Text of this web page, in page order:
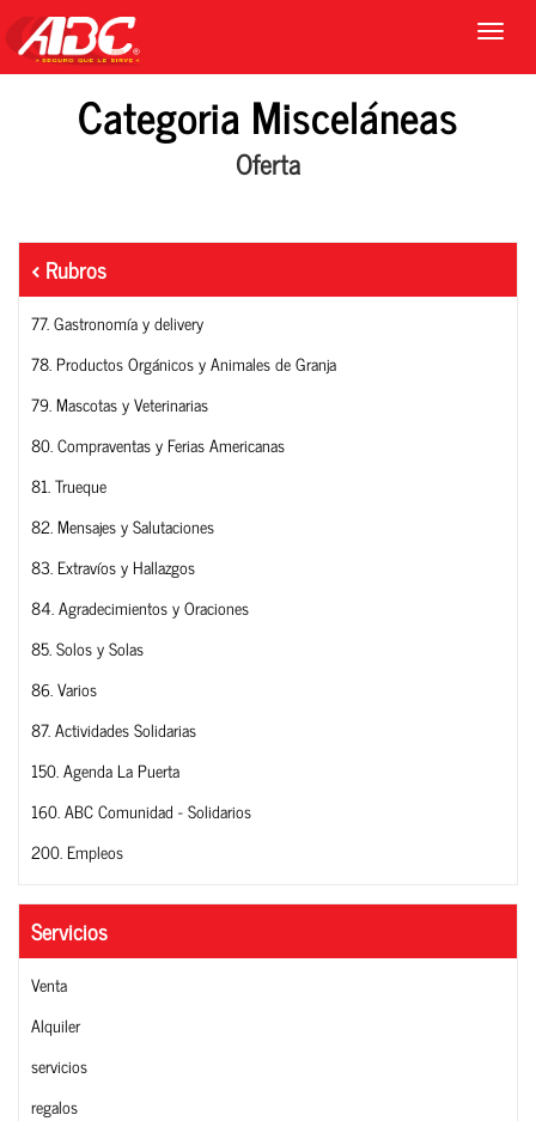
Categoria Misceláneas
Oferta
Rubros
77. Gastronomía y delivery
78. Productos Orgánicos y Animales de Granja
79. Mascotas y Veterinarias
80. Compraventas y Ferias Americanas
81. Trueque
82. Mensajes y Salutaciones
83. Extravíos y Hallazgos
84. Agradecimientos y Oraciones
85. Solos y Solas
86. Varios
87. Actividades Solidarias
150. Agenda La Puerta
160. ABC Comunidad - Solidarios
200. Empleos
Servicios
Venta
Alquiler
servicios
regalos